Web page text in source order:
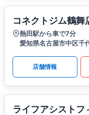
コネクトジム鶴舞
熱田駅から車で7分
愛知県名古屋市中区
店舗情報
ライフアシストフ